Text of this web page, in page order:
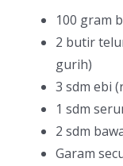
100 gram
2 butir
gurih)
3 sdm ebi
1 sdm
2 sdm
Garam